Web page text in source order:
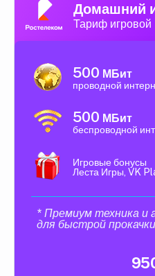
Домашний
Тариф игровой
500 МБит
проводной
500 МБит
беспроводной
Игровые бонусы
Леста Игры, VK
* Премиум техника и
для быстрой прокачки